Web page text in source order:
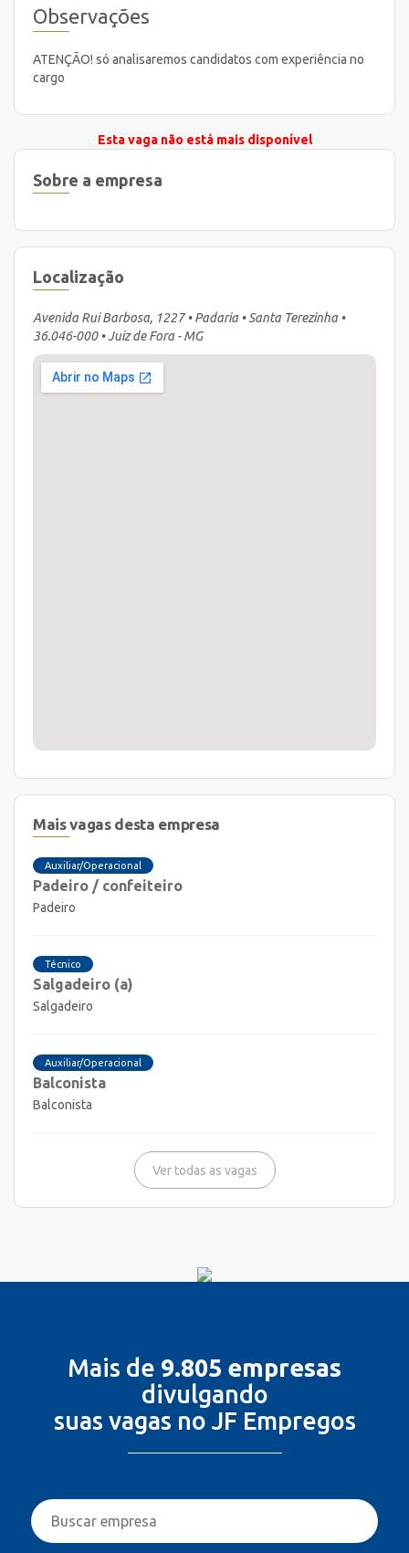
Observações
ATENÇÃO! só analisaremos candidatos com experiência no
cargo
Esta vaga não está mais disponível
Sobre a empresa
Localização
Avenida Rui Barbosa, 1227 • Padaria • Santa Terezinha •
36.046-000 • Juiz de Fora - MG
Mais vagas desta empresa
Auxiliar/Operacional
Padeiro / confeiteiro
Padeiro
Técnico
Salgadeiro (a)
Salgadeiro
Auxiliar/Operacional
Balconista
Balconista
Ver todas as vagas
Mais de 9.805 empresas
divulgando
suas vagas no JF Empregos